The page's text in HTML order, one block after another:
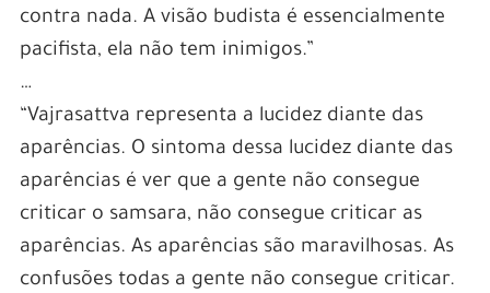
contra nada. A visão budista é essencialmente
pacifista, ela não tem inimigos.”
…
“Vajrasattva representa a lucidez diante das
aparências. O sintoma dessa lucidez diante das
aparências é ver que a gente não consegue
criticar o samsara, não consegue criticar as
aparências. As aparências são maravilhosas. As
confusões todas a gente não consegue criticar.